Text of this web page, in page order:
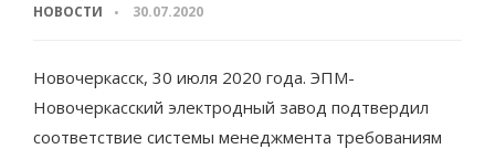
НОВОСТИ 30.07.2020
Новочеркасск, 30 июля 2020 года. ЭПМ-
Новочеркасский электродный завод подтвердил
соответствие системы менеджмента требованиям